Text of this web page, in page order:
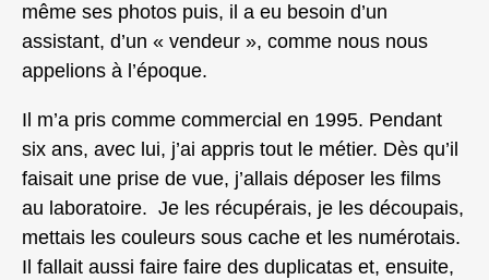
même ses photos puis, il a eu besoin d’un
assistant, d’un « vendeur », comme nous nous
appelions à l’époque.
Il m’a pris comme commercial en 1995. Pendant
six ans, avec lui, j’ai appris tout le métier. Dès qu’il
faisait une prise de vue, j’allais déposer les films
au laboratoire. Je les récupérais, je les découpais,
mettais les couleurs sous cache et les numérotais.
Il fallait aussi faire faire des duplicatas et, ensuite,